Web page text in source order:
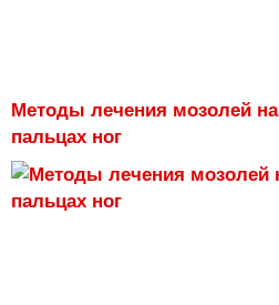
Методы лечения мозолей на
пальцах ног